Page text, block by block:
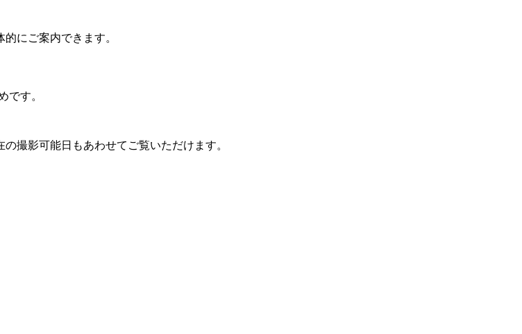
にご案内できます。
です。
撮影可能日もあわせてご覧いただけます。